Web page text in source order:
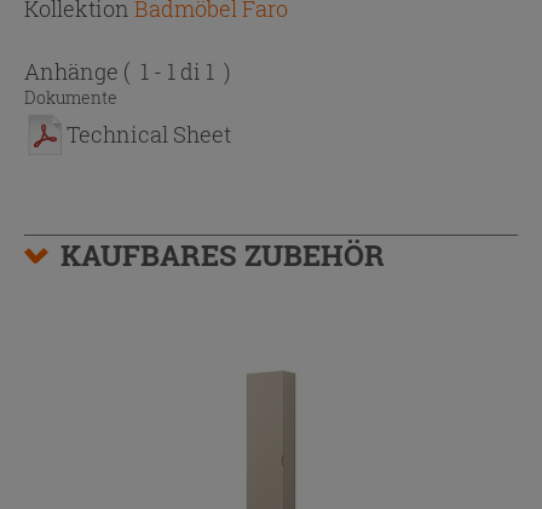
Kollektion Badmöbel Faro
Anhänge ( 1 - 1 di 1 )
Dokumente
Technical Sheet
KAUFBARES ZUBEHÖR